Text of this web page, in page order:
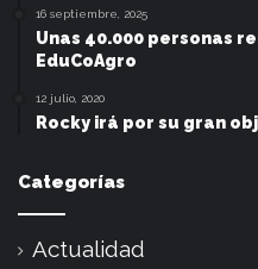
16 septiembre, 2025
Unas 40.000 personas
EduCoAgro
12 julio, 2020
Rocky irá por su gran
Categorías
Actualidad